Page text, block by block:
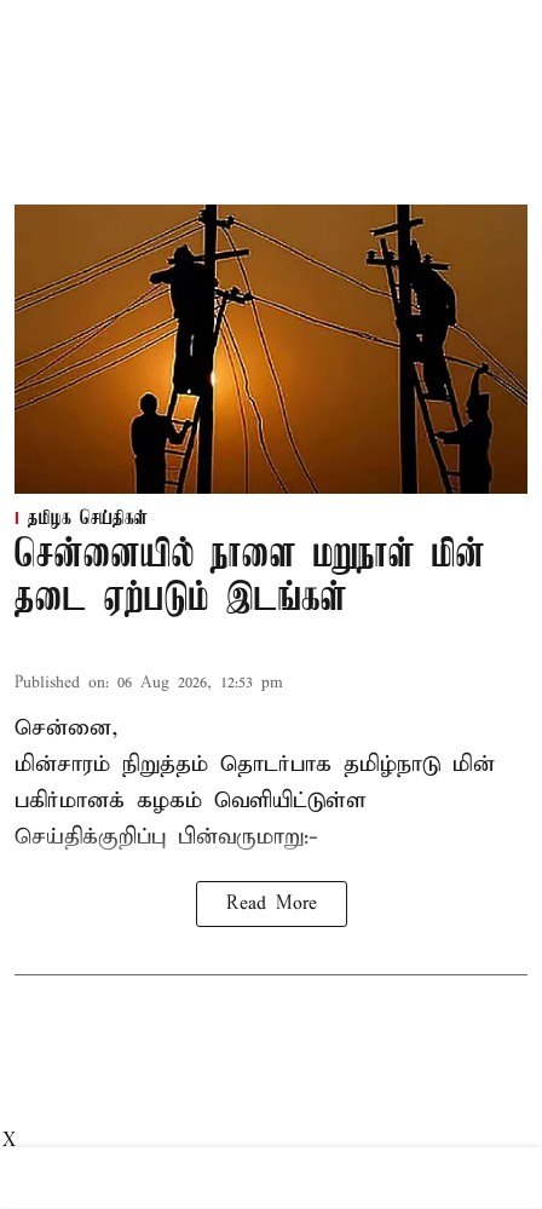
தமிழக செய்திகள்
சென்னையில் நாளை மறுநாள் மின்
தடை ஏற்படும் இடங்கள்
Published on: 06 Aug 2026, 12:53 pm
சென்னை,
மின்சாரம் நிறுத்தம் தொடர்பாக தமிழ்நாடு மின்
பகிர்மானக் கழகம் வெளியிட்டுள்ள
செய்திக்குறிப்பு பின்வருமாறு:-
Read More
X